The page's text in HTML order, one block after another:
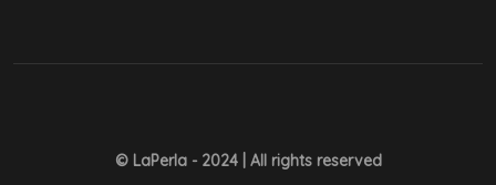
© LaPerla - 2024 | All rights reserved